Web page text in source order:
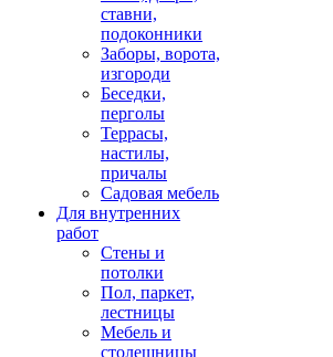
ставни,
подоконники
Заборы, ворота,
изгороди
Беседки,
перголы
Террасы,
настилы,
причалы
Садовая мебель
Для внутренних
работ
Стены и
потолки
Пол, паркет,
лестницы
Мебель и
столешницы